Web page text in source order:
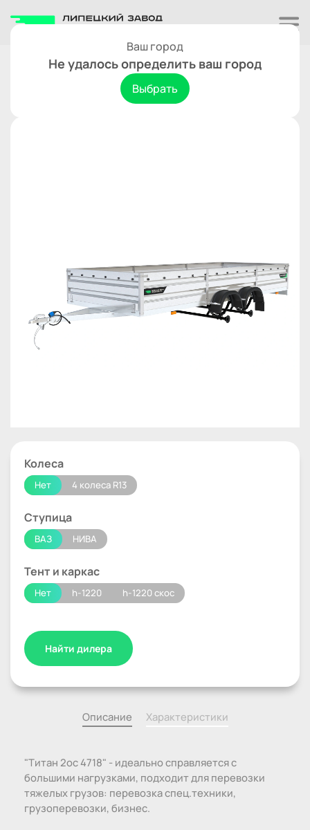
Ваш город
Не удалось определить ваш город
Выбрать
Двухосные
Титан 2ос.4718-05
Колеса
Нет 4 колеса R13
Ступица
ВАЗ НИВА
Тент и каркас
Нет h-1220 h-1220 скос
Найти дилера
Описание Характеристики
"Титан 2ос 4718" - идеально справляется с
большими нагрузками, подходит для перевозки
тяжелых грузов: перевозка спец.техники,
грузоперевозки, бизнес.